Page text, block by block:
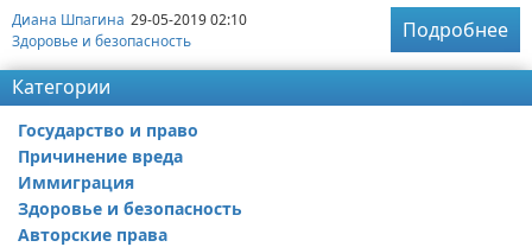
Диана Шпагина 29-05-2019 02:10
Здоровье и безопасность
Подробнее
Категории
Государство и право
Причинение вреда
Иммиграция
Здоровье и безопасность
Авторские права